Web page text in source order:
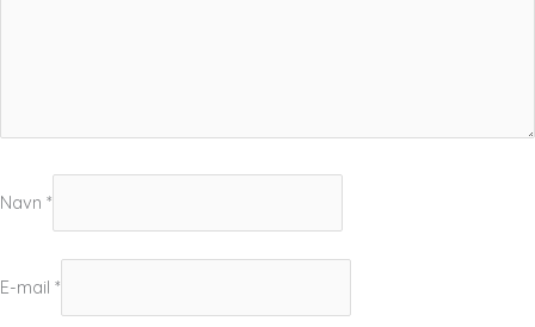
Navn *
E-mail *